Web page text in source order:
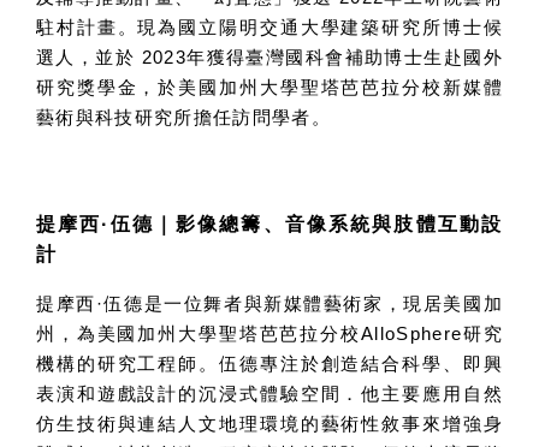
駐村計畫。現為國立陽明交通大學建築研究所博士候
選人，並於 2023年獲得臺灣國科會補助博士生赴國外
研究獎學金，於美國加州大學聖塔芭芭拉分校新媒體
藝術與科技研究所擔任訪問學者。
提摩西·伍德 ｜影像總籌、音像系統與肢體互動設
計
提摩西·伍德是一位舞者與新媒體藝術家，現居美國加
州，為美國加州大學聖塔芭芭拉分校AlloSphere研究
機構的研究工程師。伍德專注於創造結合科學、即興
表演和遊戲設計的沉浸式體驗空間．他主要應用自然
仿生技術與連結人文地理環境的藝術性敘事來增強身